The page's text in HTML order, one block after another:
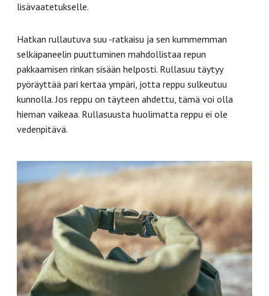
lisävaatetukselle.
Hatkan rullautuva suu -ratkaisu ja sen kummemman
selkäpaneelin puuttuminen mahdollistaa repun
pakkaamisen rinkan sisään helposti. Rullasuu täytyy
pyöräyttää pari kertaa ympäri, jotta reppu sulkeutuu
kunnolla. Jos reppu on täyteen ahdettu, tämä voi olla
hieman vaikeaa. Rullasuusta huolimatta reppu ei ole
vedenpitävä.